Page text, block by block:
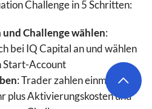
Challenge in 5 Schritten:
Challenge wählen:
bei IQ Capital an und wählen
Start-Account
: Trader zahlen einmalig die
plus Aktivierungskosten und